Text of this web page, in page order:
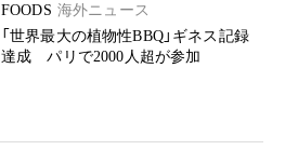
FOODS 海外ニュース
「世界最大の植物性BBQ」ギネス記録
達成 パリで2000人超が参加